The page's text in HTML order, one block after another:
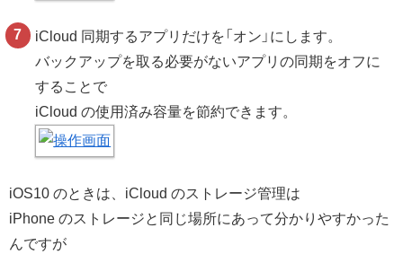
iCloud 同期するアプリだけを「オン」にします。
バックアップを取る必要がないアプリの同期をオフに
することで
iCloud の使用済み容量を節約できます。
iOS10 のときは、iCloud のストレージ管理は
iPhone のストレージと同じ場所にあって分かりやすかった
んですが